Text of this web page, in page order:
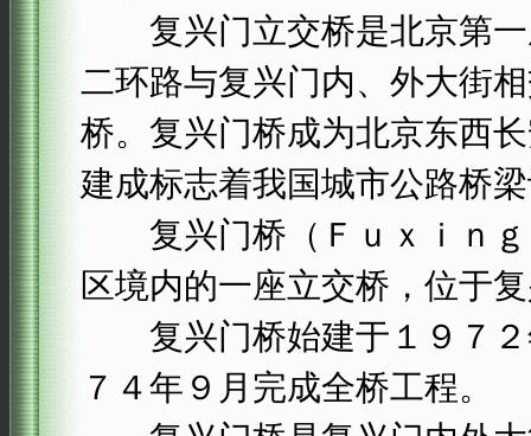
复兴门立交桥是北京第一
二环路与复兴门内、外大街
桥。复兴门桥成为北京东西
建成标志着我国城市公路桥
复兴门桥（Ｆｕｘｉｎｇ
区境内的一座立交桥，位于
复兴门桥始建于１９７２
７４年９月完成全桥工程。